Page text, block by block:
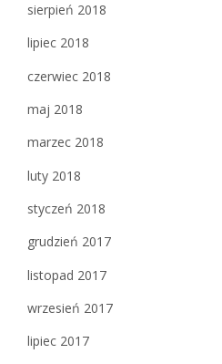
sierpień 2018
lipiec 2018
czerwiec 2018
maj 2018
marzec 2018
luty 2018
styczeń 2018
grudzień 2017
listopad 2017
wrzesień 2017
lipiec 2017